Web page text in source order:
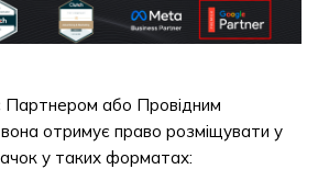
Партнером або Провідним
отримує право розміщувати у
у таких форматах: